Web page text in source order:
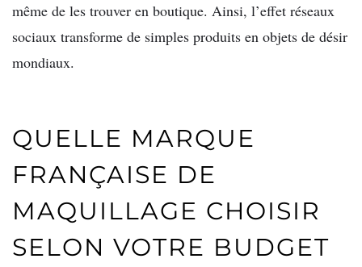
même de les trouver en boutique. Ainsi, l’effet réseaux
sociaux transforme de simples produits en objets de désir
mondiaux.
QUELLE MARQUE
FRANÇAISE DE
MAQUILLAGE CHOISIR
SELON VOTRE BUDGET